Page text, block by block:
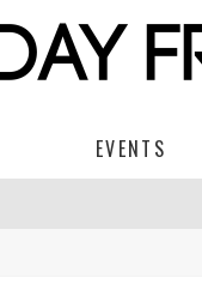
EVENTS